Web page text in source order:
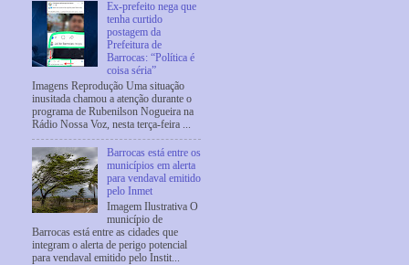
Ex-prefeito nega que
tenha curtido
postagem da
Prefeitura de
Barrocas: “Política é
coisa séria”
Imagens Reprodução Uma situação
inusitada chamou a atenção durante o
programa de Rubenilson Nogueira na
Rádio Nossa Voz, nesta terça-feira ...
Barrocas está entre os
municípios em alerta
para vendaval emitido
pelo Inmet
Imagem Ilustrativa O
município de
Barrocas está entre as cidades que
integram o alerta de perigo potencial
para vendaval emitido pelo Instit...